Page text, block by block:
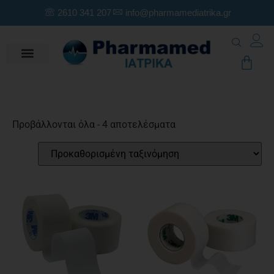
2610 341 207 info@pharmamediatrika.gr
Προβάλλονται όλα - 4 αποτελέσματα